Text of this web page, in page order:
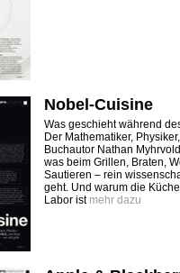
Nobel-Cuisine
Was geschieht während
Der Mathematiker,
Buchautor Nathan
was beim Grillen, Braten,
Sautieren – rein
geht. Und warum die
Labor ist mehr dazu